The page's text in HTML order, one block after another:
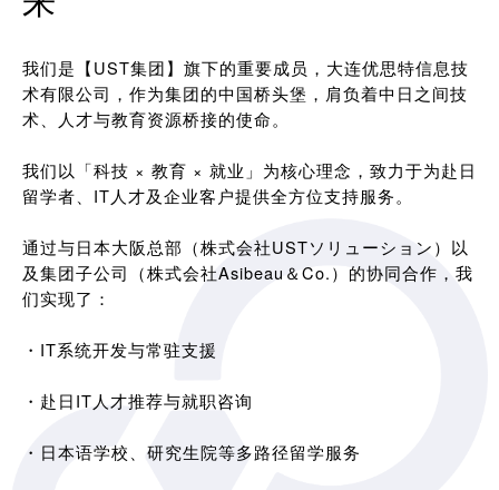
我们是【UST集团】旗下的重要成员，大连优思特信息技
术有限公司，作为集团的中国桥头堡，肩负着中日之间技
术、人才与教育资源桥接的使命。
我们以「科技 × 教育 × 就业」为核心理念，致力于为赴日
留学者、IT人才及企业客户提供全方位支持服务。
通过与日本大阪总部（株式会社USTソリューション）以
及集团子公司（株式会社Asibeau＆Co.）的协同合作，我
们实现了：
・IT系统开发与常驻支援
・赴日IT人才推荐与就职咨询
・日本语学校、研究生院等多路径留学服务